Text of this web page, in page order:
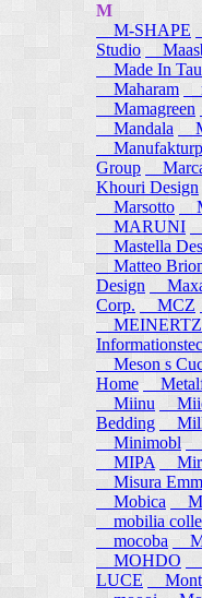
M
M-SHAPE
Studio
Made In
Maharam
Mamagreen
Mandala
Group
Khouri Design
Marsotto
MARUNI
Mastella
Matteo
Design
Corp.
MCZ
MEINERTZ
Meson s
Home
Miinu
Bedding
Minimobl
MIPA
Misura
Mobica
mobilia
mocoba
MOHDO
LUCE